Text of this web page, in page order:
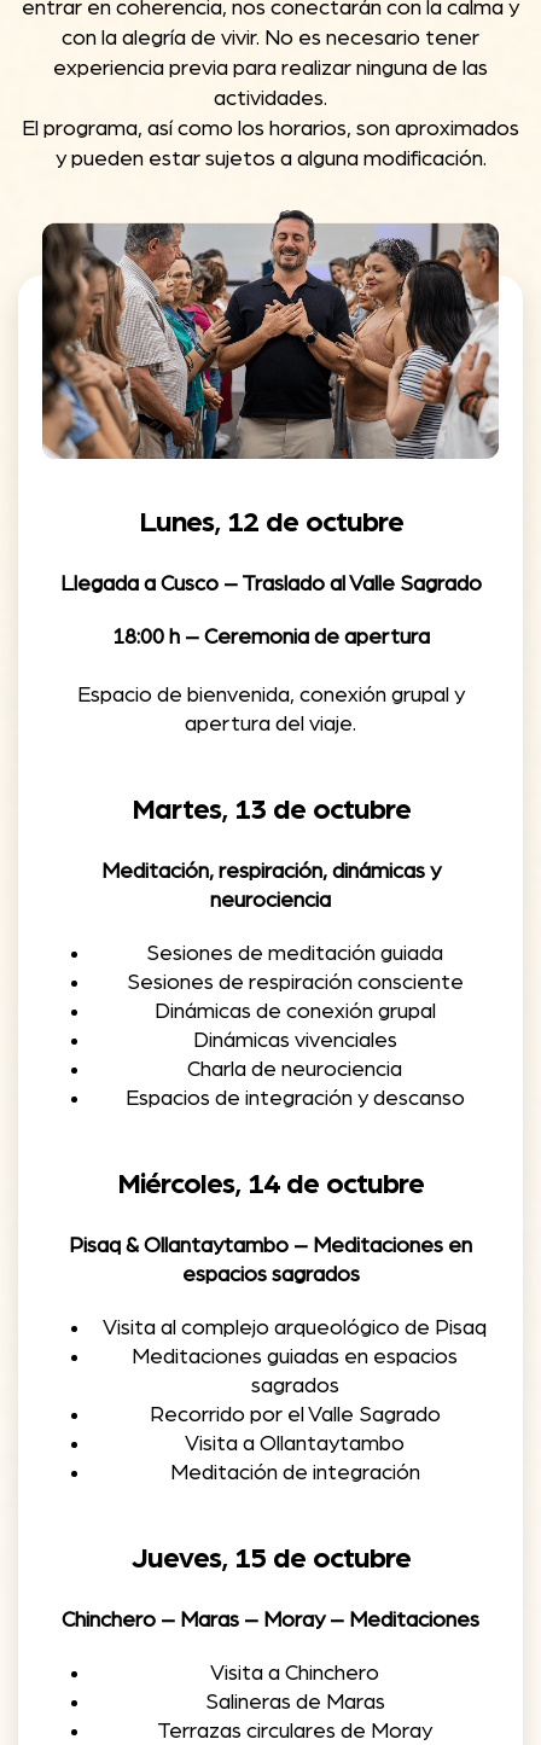
la presencia plena.
Elalojamiento y parte de la alimentación
forman parte de la experiencia del retiro.
Comidas conscientes y mediterráneas
inspiradas en productos locales y
sabores andinos , preparadas con
ingredientes frescos y nutritivos pensados
para acompañar tu proceso de bienestar
y exploración:
🍽️Desayuno nutritivo cada mañana,
con preparaciones frescas y
itinerario del retiro , pensadas para
digestión ligera.
Cada plato está preparado con atención
al detalle, enfocándose en ingredientes de
la región que apoyan un estado de energía
Habitaciones
confortables y están decoradas con estilo,
reflejando la identidad cultural del Valle
privado, ropa de cama incluida e internet
Wi-Fi
entrar en coherencia, nos conectarán con la calma y
con la alegría de vivir. No es necesario tener
experiencia previa para realizar ninguna de las
actividades.
El programa, así como los horarios, son aproximados
y pueden estar sujetos a alguna modificación.
Lunes, 12 de octubre
Llegada a Cusco – Traslado al Valle Sagrado
18:00 h – Ceremonia de apertura
Espacio de bienvenida, conexión grupal y
apertura del viaje.
Martes, 13 de octubre
Meditación, respiración, dinámicas y
neurociencia
Sesiones de meditación guiada
Sesiones de respiración consciente
Dinámicas de conexión grupal
Dinámicas vivenciales
Charla de neurociencia
Espacios de integración y descanso
Miércoles, 14 de octubre
Pisaq & Ollantaytambo – Meditaciones en
espacios sagrados
Visita al complejo arqueológico de Pisaq
Meditaciones guiadas en espacios
sagrados
Recorrido por el Valle Sagrado
Visita a Ollantaytambo
Meditación de integración
Jueves, 15 de octubre
Chinchero – Maras – Moray – Meditaciones
Visita a Chinchero
Salineras de Maras
Terrazas circulares de Moray